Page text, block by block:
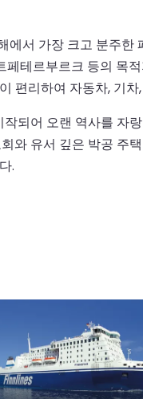
에서 가장 크고 분주
페테르부르크 등의
편리하여 자동차, 기
되어 오랜 역사를
와 유서 깊은 박공
.